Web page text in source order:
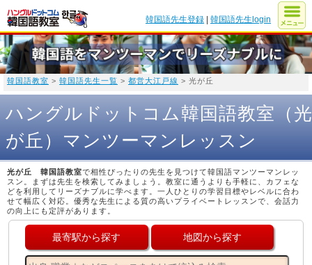
韓国語先生登録 |韓国語先生login
韓国語教室 > 韓国語先生一覧 > 都営大江戸線 > 光が丘
ハングルドットコム韓国語教室（光
が丘）マンツーマンレッスン
光が丘 韓国語教室で相性ぴったりの先生を見つけて韓国語マンツーマンレッ
スン。まずは先生を検索してみましょう。教室に通うよりも手軽に、カフェな
どを利用してリーズナブルに学べます。一人ひとりの学習目標やレベルに合わ
せて幅広く対応。優秀な先生による質の高いプライベートレッスンで、会話力
の向上にも定評があります。
最寄駅から探す 地図から探す